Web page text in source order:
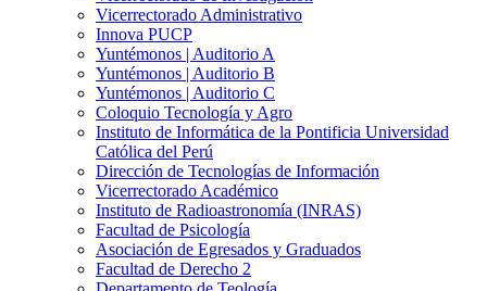
Vicerrectorado Administrativo
Innova PUCP
Yuntémonos | Auditorio A
Yuntémonos | Auditorio B
Yuntémonos | Auditorio C
Coloquio Tecnología y Agro
Instituto de Informática de la Pontificia Universidad
Católica del Perú
Dirección de Tecnologías de Información
Vicerrectorado Académico
Instituto de Radioastronomía (INRAS)
Facultad de Psicología
Asociación de Egresados y Graduados
Facultad de Derecho 2